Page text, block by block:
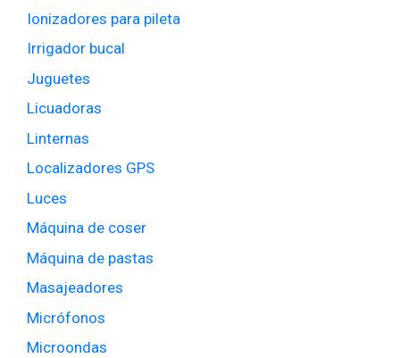
Ionizadores para pileta
Irrigador bucal
Juguetes
Licuadoras
Linternas
Localizadores GPS
Luces
Máquina de coser
Máquina de pastas
Masajeadores
Micrófonos
Microondas